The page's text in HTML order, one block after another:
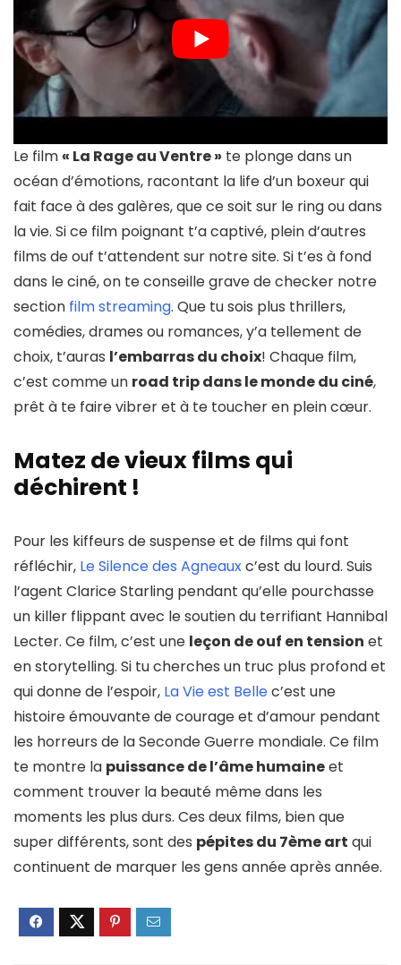
Le film « La Rage au Ventre » te plonge dans un
océan d’émotions, racontant la life d’un boxeur qui
fait face à des galères, que ce soit sur le ring ou dans
la vie. Si ce film poignant t’a captivé, plein d’autres
films de ouf t’attendent sur notre site. Si t’es à fond
dans le ciné, on te conseille grave de checker notre
section film streaming. Que tu sois plus thrillers,
comédies, drames ou romances, y’a tellement de
choix, t’auras l’embarras du choix! Chaque film,
c’est comme un road trip dans le monde du ciné,
prêt à te faire vibrer et à te toucher en plein cœur.
Matez de vieux films qui
déchirent !
Pour les kiffeurs de suspense et de films qui font
réfléchir, Le Silence des Agneauxc’est du lourd. Suis
l’agent Clarice Starling pendant qu’elle pourchasse
un killer flippant avec le soutien du terrifiant Hannibal
Lecter. Ce film, c’est une leçon de ouf en tension et
en storytelling. Si tu cherches un truc plus profond et
qui donne de l’espoir, La Vie est Bellec’est une
histoire émouvante de courage et d’amour pendant
les horreurs de la Seconde Guerre mondiale. Ce film
te montre la puissance de l’âme humaineet
comment trouver la beauté même dans les
moments les plus durs. Ces deux films, bien que
super différents, sont des pépites du 7ème art qui
continuent de marquer les gens année après année.